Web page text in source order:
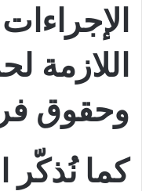
الإجراءات
اللازمة
وحقوق
كما نُذكّر